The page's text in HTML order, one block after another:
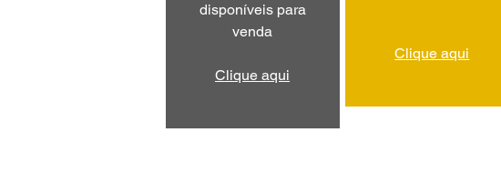
disponíveis para
venda
Clique aqui
Clique aqui